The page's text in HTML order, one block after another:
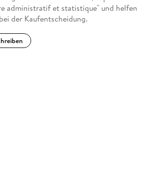
administratif et statistique" und helfen
der Kaufentscheidung.